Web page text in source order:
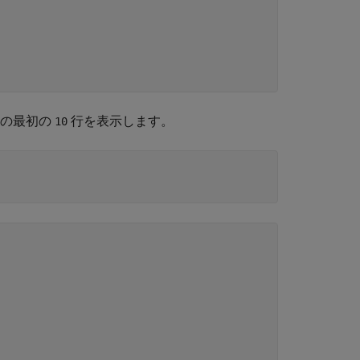
最初の 10 行を表示します。